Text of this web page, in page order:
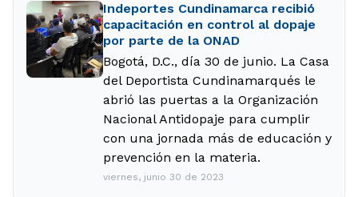
Indeportes Cundinamarca recibió
capacitación en control al dopaje
por parte de la ONAD
Bogotá, D.C., día 30 de junio. La Casa
del Deportista Cundinamarqués le
abrió las puertas a la Organización
Nacional Antidopaje para cumplir
con una jornada más de educación y
prevención en la materia.
viernes, junio 30 de 2023